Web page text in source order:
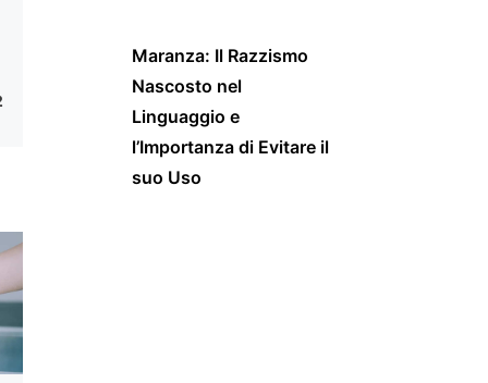
Maranza: Il Razzismo
Nascosto nel
Linguaggio e
l’Importanza di Evitare il
suo Uso